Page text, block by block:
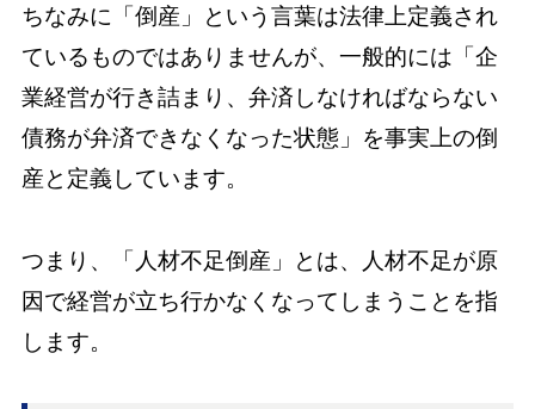
ちなみに「倒産」という言葉は法律上定義され
ているものではありませんが、一般的には「企
業経営が行き詰まり、弁済しなければならない
債務が弁済できなくなった状態」を事実上の倒
産と定義しています。
つまり、「人材不足倒産」とは、人材不足が原
因で経営が立ち行かなくなってしまうことを指
します。